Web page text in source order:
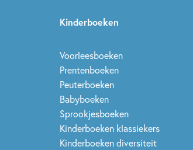
Kinderboeken
Voorleesboeken
Prentenboeken
Peuterboeken
Babyboeken
Sprookjesboeken
Kinderboeken klassiekers
Kinderboeken diversiteit